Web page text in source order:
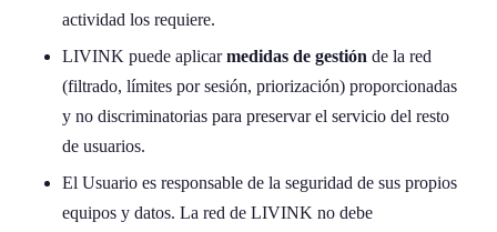
actividad los requiere.
LIVINK puede aplicarmedidas de gestión de la red
(filtrado, límites por sesión, priorización) proporcionadas
y no discriminatorias para preservar el servicio del resto
de usuarios.
El Usuario es responsable de la seguridad de sus propios
equipos y datos. La red de LIVINK no debe